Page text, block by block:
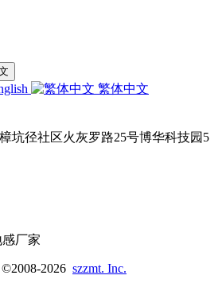
繁体中文
坑径社区火灰罗路25号博华科技园5
厂家
©2008-2026 szzmt. Inc.